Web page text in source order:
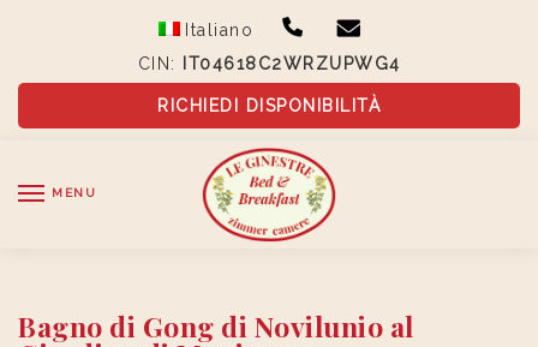
Italiano
CIN:
IT04618C2WRZUPWG4
RICHIEDI DISPONIBILITÀ
MENU
Bagno di Gong di Novilunio al